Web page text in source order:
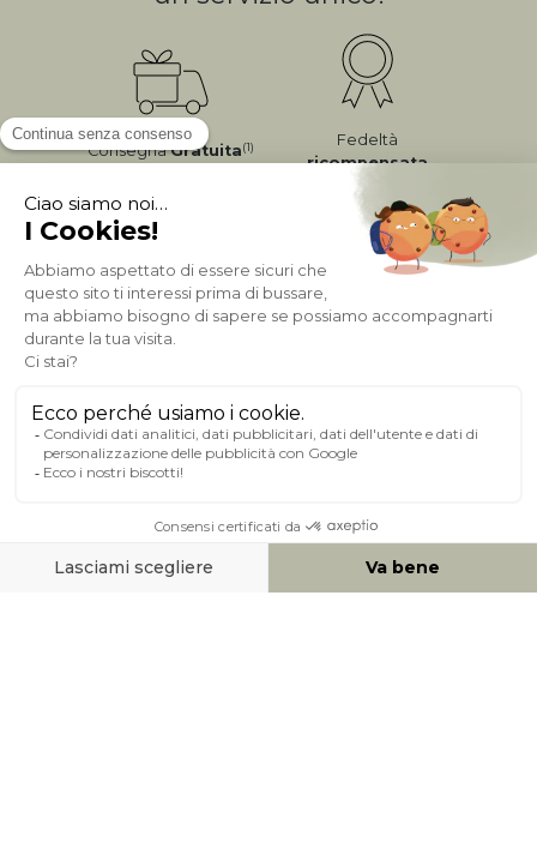
ConsegnaGratuita(1)
Fedeltà
ricompensata
Pagamento sicuro
A PROPOSITO DI MILIBOO
AIUTO & CONTATTO